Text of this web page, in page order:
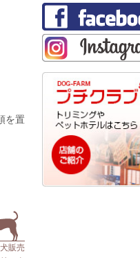
を置
販売